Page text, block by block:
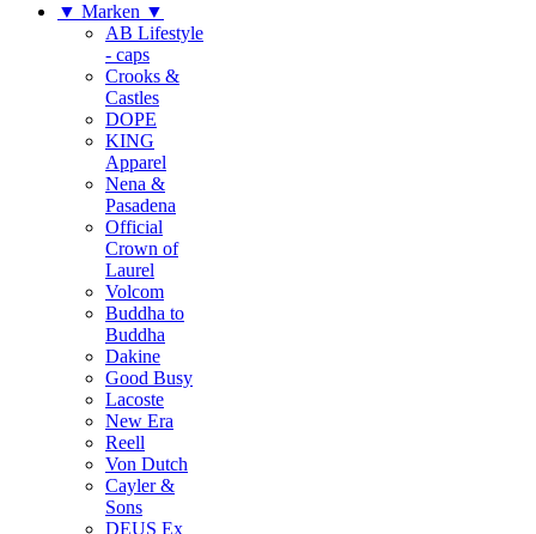
▼ Marken ▼
AB Lifestyle
- caps
Crooks &
Castles
DOPE
KING
Apparel
Nena &
Pasadena
Official
Crown of
Laurel
Volcom
Buddha to
Buddha
Dakine
Good Busy
Lacoste
New Era
Reell
Von Dutch
Cayler &
Sons
DEUS Ex